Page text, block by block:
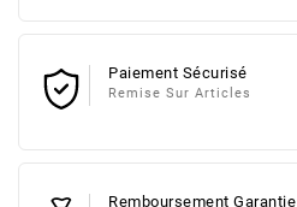
Paiement Sécurisé
Remise Sur Articles
Remboursement Garantie